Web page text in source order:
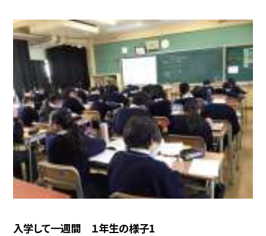
入学して一週間 １年生の様子1